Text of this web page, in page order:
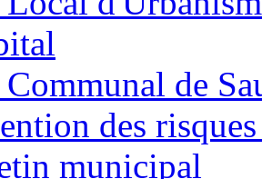
de
des
municipal